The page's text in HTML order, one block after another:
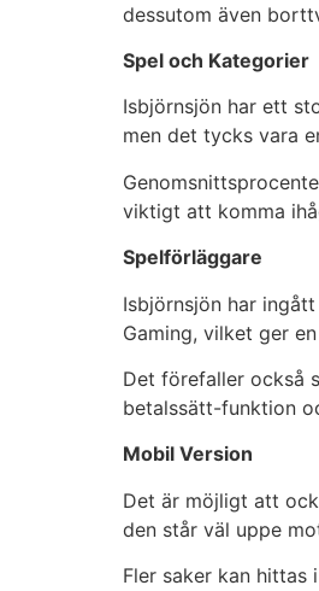
dessutom även
Spel och Kategorier
Isbjörnsjön har ett
men det tycks vara
viktigt att komma
Spelförläggare
Isbjörnsjön har
Gaming, vilket ger
Det förefaller också
betalssätt-funktion
Mobil Version
Det är möjligt att
den står väl uppe
Fler saker kan hittas